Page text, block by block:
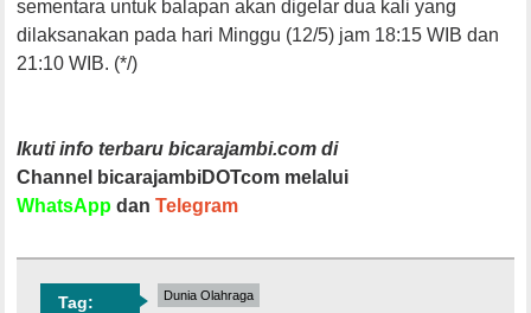
sementara untuk balapan akan digelar dua kali yang
dilaksanakan pada hari Minggu (12/5) jam 18:15 WIB dan
21:10 WIB. (*/)
Ikuti info terbaru bicarajambi.com di
Channel bicarajambiDOTcom melalui
WhatsApp danTelegram
Tag: Dunia Olahraga